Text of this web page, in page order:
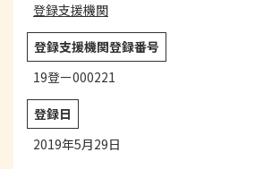
登録支援機関
登録支援機関登録番号
19登ー000221
登録日
2019年5月29日